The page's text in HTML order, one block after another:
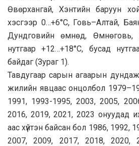
Өвөрхангай, Хэнтийн баруун
хэсгээр 0…+6°C, Говь–Алтай,
Дундговийн өмнөд, Өмнөговь,
нутгаар +12…+18°C, бусад
байдаг (Зурaг 1).
Тавдугаар сарын агаарын
жилийн явцаас онцолбол
1991, 1993-1995, 2003, 2005,
2016, 2019, 2021, 2023 онуудад
аас хүйтэн байсан бол 1986, 1992,
2007, 2009, 2017, 2018, 2020,